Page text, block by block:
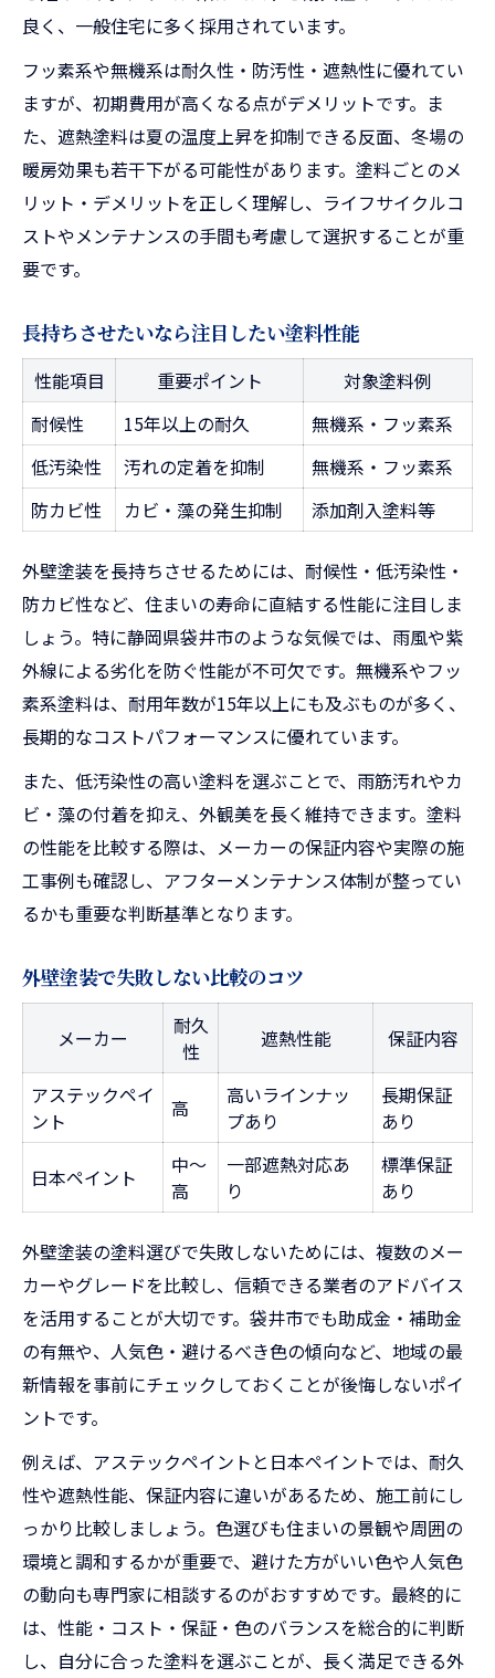
良く、一般住宅に多く採用されています。
フッ素系や無機系は耐久性・防汚性・遮熱性に優れてい
ますが、初期費用が高くなる点がデメリットです。ま
た、遮熱塗料は夏の温度上昇を抑制できる反面、冬場の
暖房効果も若干下がる可能性があります。塗料ごとのメ
リット・デメリットを正しく理解し、ライフサイクルコ
ストやメンテナンスの手間も考慮して選択することが重
要です。
長持ちさせたいなら注目したい塗料性能
性能項目 重要ポイント
対象塗料例
耐候性
15年以上の耐久
無機系・フッ素系
低汚染性
汚れの定着を抑制
無機系・フッ素系
防カビ性
カビ・藻の発生抑制 添加剤入塗料等
外壁塗装を長持ちさせるためには、耐候性・低汚染性・
防カビ性など、住まいの寿命に直結する性能に注目しま
しょう。特に静岡県袋井市のような気候では、雨風や紫
外線による劣化を防ぐ性能が不可欠です。無機系やフッ
素系塗料は、耐用年数が15年以上にも及ぶものが多く、
長期的なコストパフォーマンスに優れています。
また、低汚染性の高い塗料を選ぶことで、雨筋汚れやカ
ビ・藻の付着を抑え、外観美を長く維持できます。塗料
の性能を比較する際は、メーカーの保証内容や実際の施
工事例も確認し、アフターメンテナンス体制が整ってい
るかも重要な判断基準となります。
外壁塗装で失敗しない比較のコツ
メーカー
耐久
性
遮熱性能 保証内容
アステックペイ
ント
高
高いラインナッ
プあり
長期保証
あり
日本ペイント
中～
高
一部遮熱対応あ
り
標準保証
あり
外壁塗装の塗料選びで失敗しないためには、複数のメー
カーやグレードを比較し、信頼できる業者のアドバイス
を活用することが大切です。袋井市でも助成金・補助金
の有無や、人気色・避けるべき色の傾向など、地域の最
新情報を事前にチェックしておくことが後悔しないポイ
ントです。
例えば、アステックペイントと日本ペイントでは、耐久
性や遮熱性能、保証内容に違いがあるため、施工前にし
っかり比較しましょう。色選びも住まいの景観や周囲の
環境と調和するかが重要で、避けた方がいい色や人気色
の動向も専門家に相談するのがおすすめです。最終的に
は、性能・コスト・保証・色のバランスを総合的に判断
し、自分に合った塗料を選ぶことが、長く満足できる外